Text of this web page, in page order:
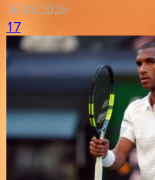
06.08.2026
17